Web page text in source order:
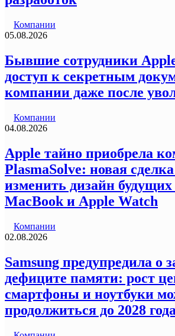
Компании
05.08.2026
Бывшие сотрудники
доступ к секретным
компании даже после
Компании
04.08.2026
Apple тайно приобрела
PlasmaSolve: новая
изменить дизайн будущих
MacBook и Apple Watch
Компании
02.08.2026
Samsung предупредила о
дефиците памяти: рост
смартфоны и ноутбуки
продолжиться до 2028 года